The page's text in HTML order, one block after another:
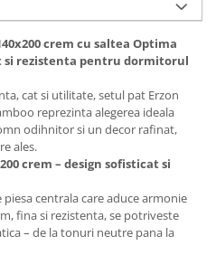
crem cu saltea Optima
si rezistenta pentru dormitorul
cat si utilitate, setul pat Erzon
reprezinta alegerea ideala
odihnitor si un decor rafinat,
ales.
crem – design sofisticat si
piesa centrala care aduce armonie
fina si rezistenta, se potriveste
– de la tonuri neutre pana la